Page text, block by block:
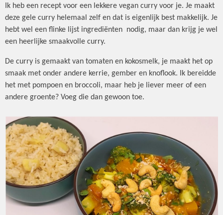
Ik heb een recept voor een lekkere vegan curry voor je. Je maakt
deze gele curry helemaal zelf en dat is eigenlijk best makkelijk. Je
hebt wel een flinke lijst ingrediënten nodig, maar dan krijg je wel
een heerlijke smaakvolle curry.
De curry is gemaakt van tomaten en kokosmelk, je maakt het op
smaak met onder andere kerrie, gember en knoflook. Ik bereidde
het met pompoen en broccoli, maar heb je liever meer of een
andere groente? Voeg die dan gewoon toe.